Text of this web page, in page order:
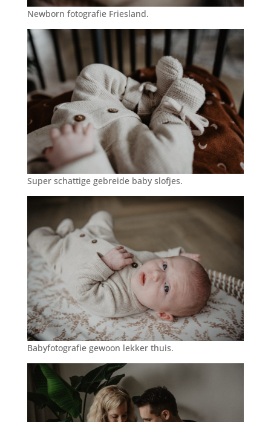
Newborn fotografie Friesland.
Super schattige gebreide baby slofjes.
Babyfotografie gewoon lekker thuis.